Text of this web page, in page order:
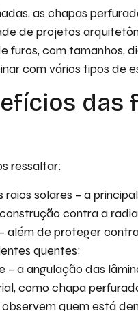
as chapas
de projetos
furos, com tamanhos,
com vários tipos de
das
ressaltar:
raios solares – a
contra a
além de proteger
quentes;
– a angulação das
como chapa
quem está